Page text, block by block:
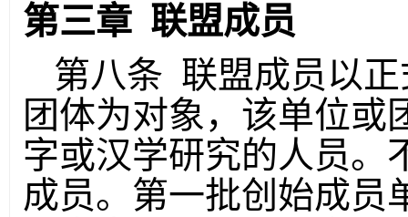
第三章 联盟成员
第八条 联盟成员以
团体为对象，该单位或
字或汉学研究的人员。
成员。第一批创始成员